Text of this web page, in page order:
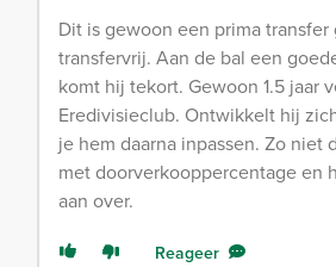
Dit is gewoon een prima
transfervrij. Aan de bal een
komt hij tekort. Gewoon 1.5 jaar
Eredivisieclub. Ontwikkelt hij
je hem daarna inpassen. Zo niet
met doorverkooppercentage en
aan over.
Reageer